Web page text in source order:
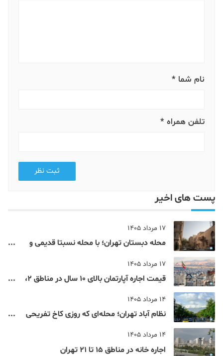
نام شما *
تلفن همراه *
ثبت نظر
پست های اخیر
17 مرداد 1405
محله دبستان تهران؛ با محله نسبتا قدیمی و
17 مرداد 1405
قیمت اجاره آپارتمان بالای 10 سال در مناطق 2،
14 مرداد 1405
نظام‌ آباد تهران؛ محله‌ای که روزی کاخ تفریحی
14 مرداد 1405
اجاره خانه در مناطق 15 تا 21 تهران